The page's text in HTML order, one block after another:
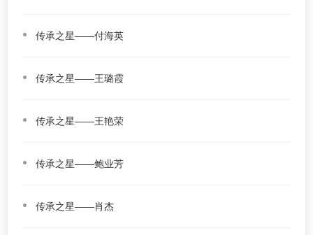
传承之星——付海英
传承之星——王璐霞
传承之星——王艳荣
传承之星——鲍业芳
传承之星——肖杰